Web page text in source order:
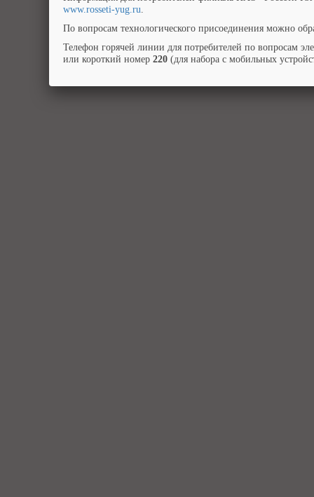
www.rosseti-yug.ru.
По вопросам технологического присоединения можно
Телефон горячей линии для потребителей по вопросам
или короткий номер 220 (для набора с мобильных